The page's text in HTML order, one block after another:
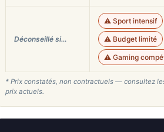
Déconseillé si…
⚠️ Sport intensif
⚠️ Budget limité
⚠️ Gaming
* Prix constatés, non contractuels — consultez
prix actuels.